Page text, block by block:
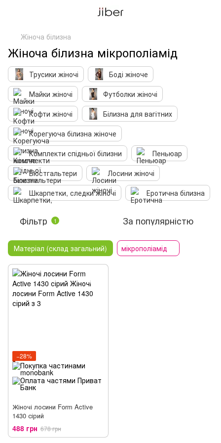
Жіноча білизна
Жіноча білизна мікрополіамід
Трусики жіночі
Боді жіноче
Майки жіночі
Футболки жіночі
Кофти жіночі
Білизна для вагітних
Корегуюча білизна жіноче
Комплекти спідньої білизни
Пеньюар
Бюстгальтери
Лосини жіночі
Шкарпетки, следки жіночі
Еротична білизна
Фільтр 1 За популярністю
Матеріал (склад загальний) мікрополіамід
−28%
Жіночі лосини Form Active
1430 сірий
488 грн 678 грн